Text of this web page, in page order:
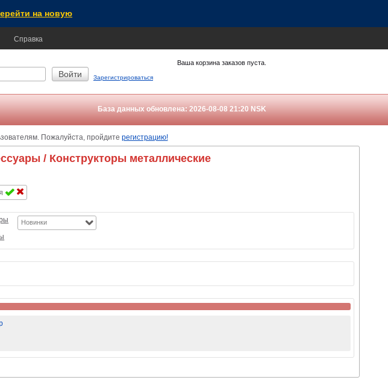
на новую
Справка
Зарегистрироваться
Ваша корзина заказов пуста.
База данных обновлена: 2026-08-08 21:20 NSK
Пожалуйста, пройдите регистрацию!
/ Конструкторы металлические
Новинки